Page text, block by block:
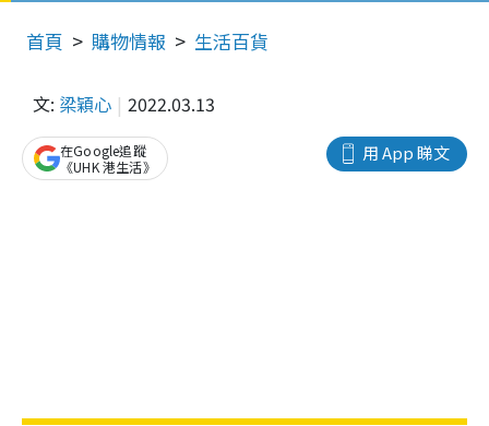
首頁 購物情報 生活百貨
文: 梁穎心 2022.03.13
用 App 睇文
在Google追蹤
《UHK 港生活》